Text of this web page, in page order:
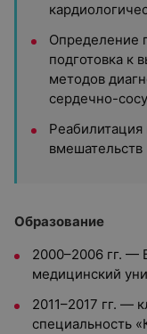
Определение
подготовка к
методов
сердечно-
вмешательств
Образование
2000–2006 гг. —
медицинский
2011–2017 гг. —
специальность